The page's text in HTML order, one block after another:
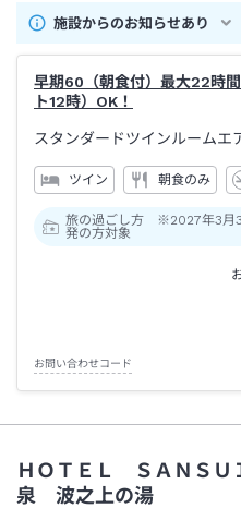
施設からのお知らせあり
早期60（朝食付）最大22時
ト12時）OK！
スタンダードツインルーム
ツイン 朝食のみ
旅の過ごし方 ※2027年3月
発の方対象
お問い合わせコード
ＨＯＴＥＬ ＳＡＮＳ
泉 波之上の湯